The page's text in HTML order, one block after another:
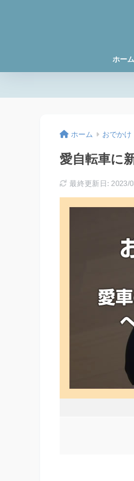
ホーム
ホーム おでかけ
愛自転車に
最終更新日: 2023/